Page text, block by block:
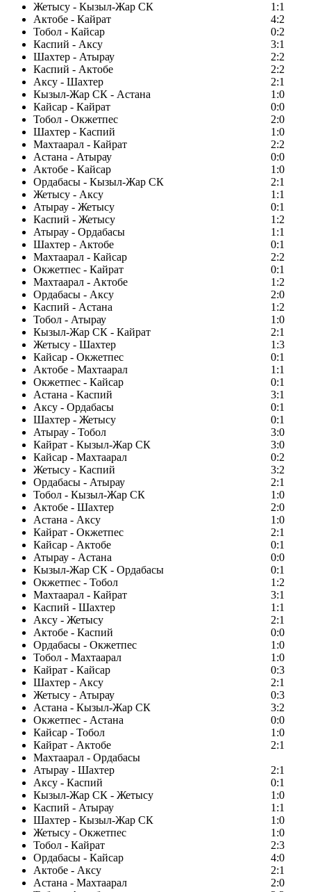
Жетысу - Кызыл-Жар СК
1:1
Актобе - Кайрат
4:2
Тобол - Кайсар
0:2
Каспий - Аксу
3:1
Шахтер - Атырау
2:2
Каспий - Актобе
2:2
Аксу - Шахтер
2:1
Кызыл-Жар СК - Астана
1:0
Кайсар - Кайрат
0:0
Тобол - Окжетпес
2:0
Шахтер - Каспий
1:0
Махтаарал - Кайрат
2:2
Астана - Атырау
0:0
Актобе - Кайсар
1:0
Ордабасы - Кызыл-Жар СК
2:1
Жетысу - Аксу
1:1
Атырау - Жетысу
0:1
Каспий - Жетысу
1:2
Атырау - Ордабасы
1:1
Шахтер - Актобе
0:1
Махтаарал - Кайсар
2:2
Окжетпес - Кайрат
0:1
Махтаарал - Актобе
1:2
Ордабасы - Аксу
2:0
Каспий - Астана
1:2
Тобол - Атырау
1:0
Кызыл-Жар СК - Кайрат
2:1
Жетысу - Шахтер
1:3
Кайсар - Окжетпес
0:1
Актобе - Махтаарал
1:1
Окжетпес - Кайсар
0:1
Астана - Каспий
3:1
Аксу - Ордабасы
0:1
Шахтер - Жетысу
0:1
Атырау - Тобол
3:0
Кайрат - Кызыл-Жар СК
3:0
Кайсар - Махтаарал
0:2
Жетысу - Каспий
3:2
Ордабасы - Атырау
2:1
Тобол - Кызыл-Жар СК
1:0
Актобе - Шахтер
2:0
Астана - Аксу
1:0
Кайрат - Окжетпес
2:1
Кайсар - Актобе
0:1
Атырау - Астана
0:0
Кызыл-Жар СК - Ордабасы
0:1
Окжетпес - Тобол
1:2
Махтаарал - Кайрат
3:1
Каспий - Шахтер
1:1
Аксу - Жетысу
2:1
Актобе - Каспий
0:0
Ордабасы - Окжетпес
1:0
Тобол - Махтаарал
1:0
Кайрат - Кайсар
0:3
Шахтер - Аксу
2:1
Жетысу - Атырау
0:3
Астана - Кызыл-Жар СК
3:2
Окжетпес - Астана
0:0
Кайсар - Тобол
1:0
Кайрат - Актобе
2:1
Махтаарал - Ордабасы
Атырау - Шахтер
2:1
Аксу - Каспий
0:1
Кызыл-Жар СК - Жетысу
1:0
Каспий - Атырау
1:1
Шахтер - Кызыл-Жар СК
1:0
Жетысу - Окжетпес
1:0
Тобол - Кайрат
2:3
Ордабасы - Кайсар
4:0
Актобе - Аксу
2:1
Астана - Махтаарал
2:0